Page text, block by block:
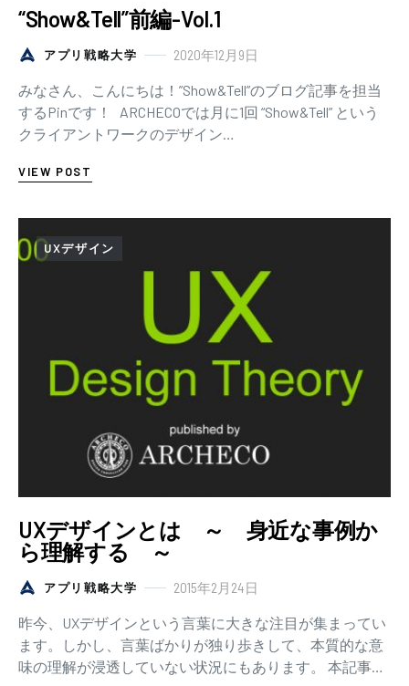
“Show&Tell”前編-Vol.1
アプリ戦略大学 2020年12月9日
みなさん、こんにちは！”Show&Tell”のブログ記事を担当
するPinです！ ARCHECOでは月に1回 “Show&Tell” という
クライアントワークのデザイン…
VIEW POST
UXデザイン
UXデザインとは ～ 身近な事例か
ら理解する ～
アプリ戦略大学 2015年2月24日
昨今、UXデザインという言葉に大きな注目が集まってい
ます。しかし、言葉ばかりが独り歩きして、本質的な意
味の理解が浸透していない状況にもあります。 本記事で